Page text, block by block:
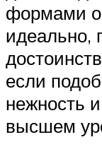
формами
идеально,
если
нежность
высшем